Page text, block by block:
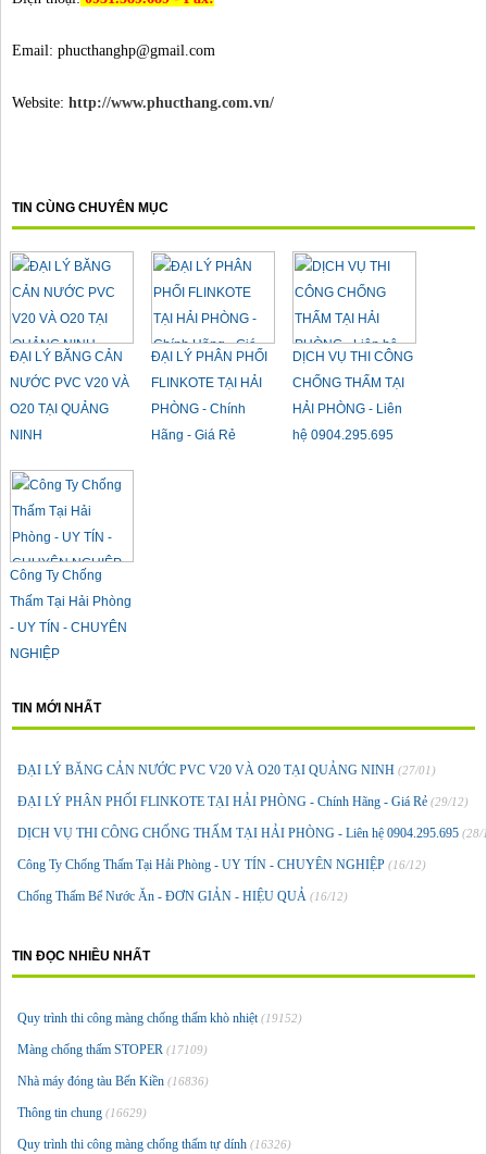
Email: phucthanghp@gmail.com
Website: http://www.phucthang.com.vn/
TIN CÙNG CHUYÊN MỤC
ĐẠI LÝ BĂNG CẢN
NƯỚC PVC V20 VÀ
O20 TẠI QUẢNG
NINH
ĐẠI LÝ PHÂN PHỐI
FLINKOTE TẠI HẢI
PHÒNG - Chính
Hãng - Giá Rẻ
DỊCH VỤ THI CÔNG
CHỐNG THẤM TẠI
HẢI PHÒNG - Liên
hệ 0904.295.695
Công Ty Chống
Thấm Tại Hải Phòng
- UY TÍN - CHUYÊN
NGHIỆP
TIN MỚI NHẤT
ĐẠI LÝ BĂNG CẢN NƯỚC PVC V20 VÀ O20 TẠI QUẢNG NINH (27/01)
ĐẠI LÝ PHÂN PHỐI FLINKOTE TẠI HẢI PHÒNG - Chính Hãng - Giá Rẻ (29/12)
DỊCH VỤ THI CÔNG CHỐNG THẤM TẠI HẢI PHÒNG - Liên hệ 0904.295.695 (28/
Công Ty Chống Thấm Tại Hải Phòng - UY TÍN - CHUYÊN NGHIỆP (16/12)
Chống Thấm Bể Nước Ăn - ĐƠN GIẢN - HIỆU QUẢ (16/12)
TIN ĐỌC NHIỀU NHẤT
Quy trình thi công màng chống thấm khò nhiệt(19152)
Màng chống thấm STOPER (17109)
Nhà máy đóng tàu Bến Kiền (16836)
Thông tin chung (16629)
Quy trình thi công màng chống thấm tự dính (16326)